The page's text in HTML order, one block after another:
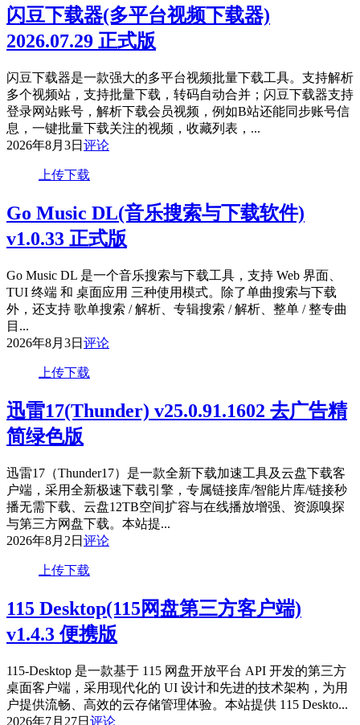
闪豆下载器(多平台视频下载器)
2026.07.29 正式版
闪豆下载器是一款强大的多平台视频批量下载工具。支持解析
多个视频站，支持批量下载，转码自动合并；闪豆下载器支持
登录网站账号，解析下载会员视频，例如B站还能同步账号信
息，一键批量下载关注的视频，收藏列表，...
2026年8月3日 评论
上传下载
Go Music DL(音乐搜索与下载软件)
v1.0.33 正式版
Go Music DL 是一个音乐搜索与下载工具，支持 Web 界面、
TUI 终端 和 桌面应用 三种使用模式。除了单曲搜索与下载
外，还支持 歌单搜索 / 解析、专辑搜索 / 解析、整单 / 整专曲
目...
2026年8月3日 评论
上传下载
迅雷17(Thunder) v25.0.91.1602 去广告精
简绿色版
迅雷17（Thunder17）是一款全新下载加速工具及云盘下载客
户端，采用全新极速下载引擎，专属链接库/智能片库/链接秒
播无需下载、云盘12TB空间扩容与在线播放增强、资源嗅探
与第三方网盘下载。本站提...
2026年8月2日 评论
上传下载
115 Desktop(115网盘第三方客户端)
v1.4.3 便携版
115-Desktop 是一款基于 115 网盘开放平台 API 开发的第三方
桌面客户端，采用现代化的 UI 设计和先进的技术架构，为用
户提供流畅、高效的云存储管理体验。本站提供 115 Deskto...
2026年7月27日 评论